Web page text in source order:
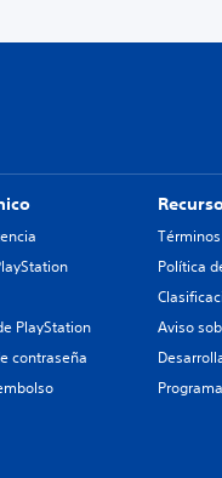
PlayStation
contraseña
Política
Aviso